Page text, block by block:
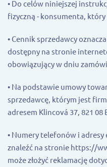
• Do celów niniejszej
fizyczną - konsumenta,
• Cennik sprzedawcy
dostępny na stronie
obowiązujący w dniu
• Na podstawie umowy
sprzedawcę, którym jest
adresem Klincová 37, 821 08
• Numery telefonów i adresy
znaleźć na stronie https://
może złożyć reklamację